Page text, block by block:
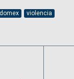
violencia